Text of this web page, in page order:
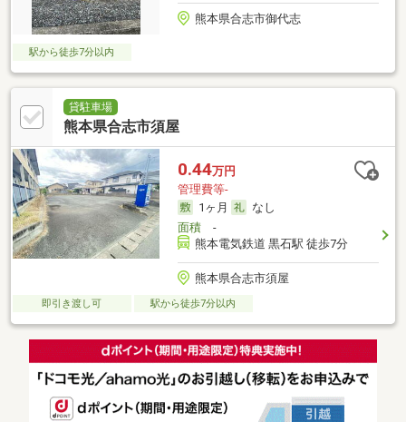
熊本県合志市御代志
駅から徒歩7分以内
貸駐車場
熊本県合志市須屋
0.44万円
管理費等-
1ヶ月
なし
面積-
熊本電気鉄道 黒石駅 徒歩7分
熊本県合志市須屋
即引き渡し可 駅から徒歩7分以内